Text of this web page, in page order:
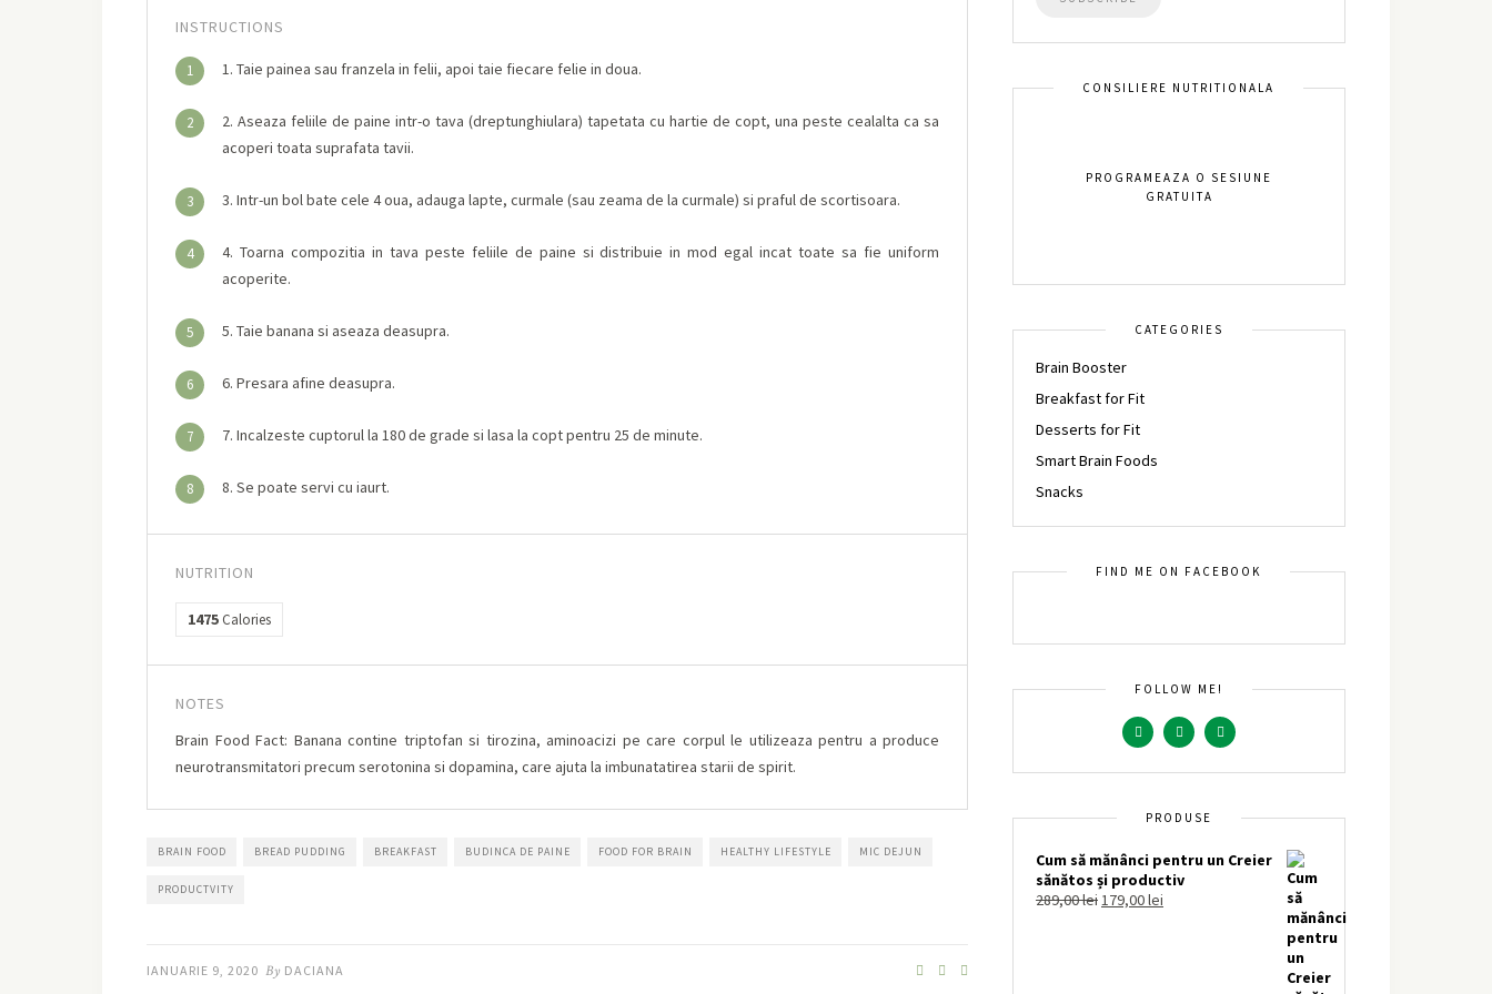
INSTRUCTIONS
1 1. Taie painea sau franzela in felii, apoi taie fiecare felie in doua.
2
2. Aseaza feliile de paine intr-o tava (dreptunghiulara) tapetata cu hartie de copt, una peste cealalta ca sa
acoperi toata suprafata tavii.
3 3. Intr-un bol bate cele 4 oua, adauga lapte, curmale (sau zeama de la curmale) si praful de scortisoara.
4
4. Toarna compozitia in tava peste feliile de paine si distribuie in mod egal incat toate sa fie uniform
acoperite.
5 5. Taie banana si aseaza deasupra.
6 6. Presara afine deasupra.
7 7. Incalzeste cuptorul la 180 de grade si lasa la copt pentru 25 de minute.
8 8. Se poate servi cu iaurt.
NUTRITION
1475 Calories
NOTES
Brain Food Fact: Banana contine triptofan si tirozina, aminoacizi pe care corpul le utilizeaza pentru a produce
neurotransmitatori precum serotonina si dopamina, care ajuta la imbunatatirea starii de spirit.
BRAIN FOOD BREAD PUDDING BREAKFAST BUDINCA DE PAINE FOOD FOR BRAIN HEALTHY LIFESTYLE MIC DEJUN
PRODUCTVITY
IANUARIE 9, 2020 By DACIANA
CONSILIERE NUTRITIONALA
PROGRAMEAZA O SESIUNE
GRATUITA
CATEGORIES
Brain Booster
Breakfast for Fit
Desserts for Fit
Smart Brain Foods
Snacks
FIND ME ON FACEBOOK
FOLLOW ME!
PRODUSE
Cum să mănânci pentru un Creier
sănătos și productiv
289,00lei179,00lei